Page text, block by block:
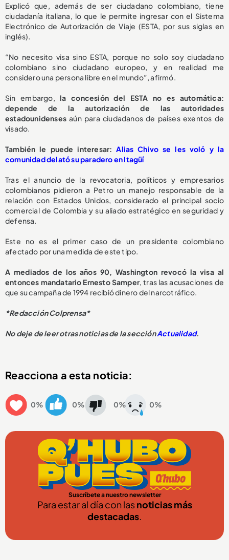
Explicó que, además de ser ciudadano colombiano, tiene
ciudadanía italiana, lo que le permite ingresar con el Sistema
Electrónico de Autorización de Viaje (ESTA, por sus siglas en
inglés).
“No necesito visa sino ESTA, porque no solo soy ciudadano
colombiano sino ciudadano europeo, y en realidad me
considero una persona libre en el mundo”, afirmó.
Sin embargo,la concesión del ESTA no es automática:
depende de la autorización de las autoridades
estadounidenses aún para ciudadanos de países exentos de
visado.
También le puede interesar:Alias Chivo se les voló y la
comunidad delató su paradero en Itagüí
Tras el anuncio de la revocatoria, políticos y empresarios
colombianos pidieron a Petro un manejo responsable de la
relación con Estados Unidos, considerado el principal socio
comercial de Colombia y su aliado estratégico en seguridad y
defensa.
Este no es el primer caso de un presidente colombiano
afectado por una medida de este tipo.
A mediados de los años 90, Washington revocó la visa al
entonces mandatario Ernesto Samper, tras las acusaciones de
que su campaña de 1994 recibió dinero del narcotráfico.
*Redacción Colprensa*
No deje de leer otras noticias de la secciónActualidad.
Reacciona a esta noticia:
0% 0% 0% 0%
Suscríbete a nuestro newsletter
Para estar al día con lasnoticias más
destacadas.